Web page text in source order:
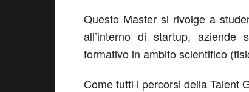
Questo Master si rivolge a
all’interno di startup, aziende
formativo in ambito scientifico
Come tutti i percorsi della Talent